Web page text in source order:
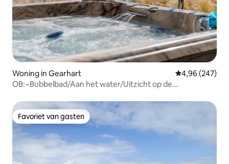
Woning in Gearhart Gemiddelde
4,96 (247)
OB:~Bubbelbad/Aan het water/Uitzicht op de
Favoriet van gasten
Favoriet van gasten